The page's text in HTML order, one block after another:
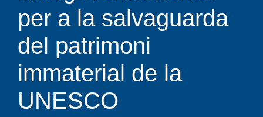
per a la salvaguarda
del patrimoni
immaterial de la
UNESCO